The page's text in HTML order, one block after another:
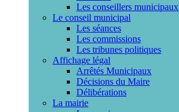
Les conseillers municipaux
Le conseil municipal
Les séances
Les commissions
Les tribunes politiques
Affichage légal
Arrêtés Municipaux
Décisions du Maire
Délibérations
La mairie